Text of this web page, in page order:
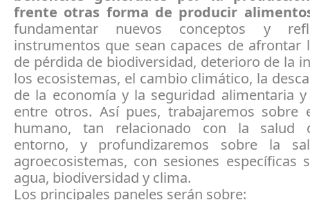
frente otras forma de producir
fundamentar nuevos conceptos y
instrumentos que sean capaces de afrontar
de pérdida de biodiversidad, deterioro de la
los ecosistemas, el cambio climático, la
de la economía y la seguridad alimentaria
entre otros. Así pues, trabajaremos sobre
humano, tan relacionado con la salud
entorno, y profundizaremos sobre la
agroecosistemas, con sesiones específicas
agua, biodiversidad y clima.
Los principales paneles serán sobre: